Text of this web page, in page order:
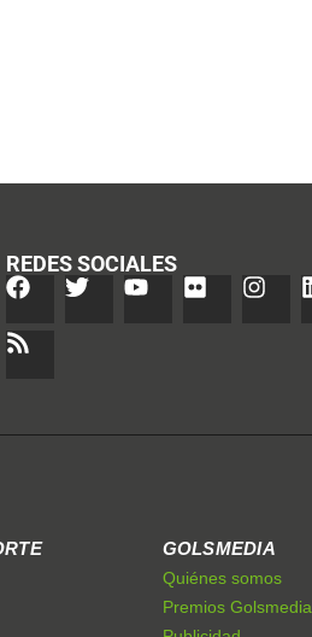
REDES SOCIALES
GOLSMEDIA
Quiénes somos
Premios Golsmedia